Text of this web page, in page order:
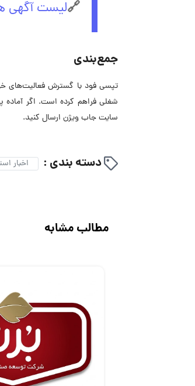
🔗لیست آگهی
جمع‌بندی
تپسی فود با گسترش فعالیت‌های
شغلی فراهم کرده است. اگر
سایت جاب ویژن ارسال کنید.
دسته بندی : اخبار
مطالب مشابه